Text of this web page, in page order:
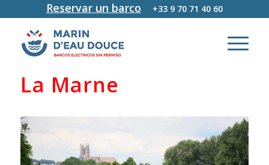
Reservar un barco +33 9 70 71 40 60
La Marne